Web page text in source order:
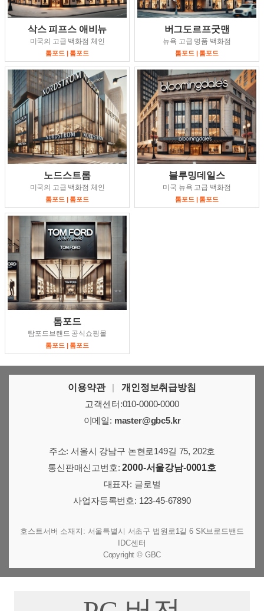
삭스 피프스 애비뉴
미국의 고급 백화점 체인
톰포드 | 톰포드
버그도르프굿맨
뉴욕 고급 명품 백화점
톰포드 | 톰포드
노드스트롬
미국의 고급 백화점 체인
톰포드 | 톰포드
블루밍데일스
미국 뉴욕 고급 백화점
톰포드 | 톰포드
톰포드
탐포드브랜드 공식쇼핑몰
톰포드 | 톰포드
이용약관 |
개인정보취급방침
고객센터:010-0000-0000
이메일: master@gbc5.kr
주소: 서울시 강남구 논현로149길 75, 202호
통신판매신고번호:2000-서울강남-0001호
대표자: 글로벌
사업자등록번호: 123-45-67890
호스트서버 소재지: 서울특별시 서초구 법원로1길 6 SK브로드밴드
IDC센터
Copyright © GBC